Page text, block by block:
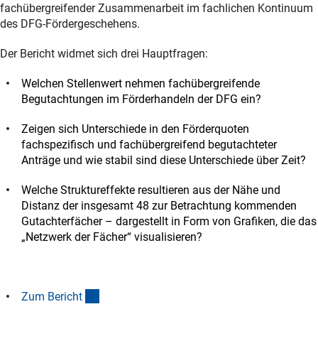
fachübergreifender Zusammenarbeit im fachlichen Kontinuum
des DFG-Fördergeschehens.
Der Bericht widmet sich drei Hauptfragen:
Welchen Stellenwert nehmen fachübergreifende
Begutachtungen im Förderhandeln der DFG ein?
Zeigen sich Unterschiede in den Förderquoten
fachspezifisch und fachübergreifend begutachteter
Anträge und wie stabil sind diese Unterschiede über Zeit?
Welche Struktureffekte resultieren aus der Nähe und
Distanz der insgesamt 48 zur Betrachtung kommenden
Gutachterfächer – dargestellt in Form von Grafiken, die das
„Netzwerk der Fächer“ visualisieren?
Zum Bericht